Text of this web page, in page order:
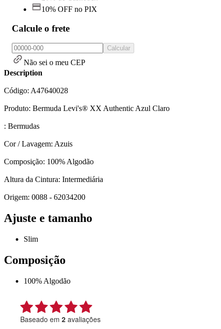
10% OFF no PIX
Calcule o frete
Calcular
Não sei o meu CEP
Description
Código: A47640028
Produto: Bermuda Levi's® XX Authentic Azul Claro
: Bermudas
Cor / Lavagem: Azuis
Composição: 100% Algodão
Altura da Cintura: Intermediária
Origem: 0088 - 62034200
Ajuste e tamanho
Slim
Composição
100% Algodão
Baseado em 2 avaliações